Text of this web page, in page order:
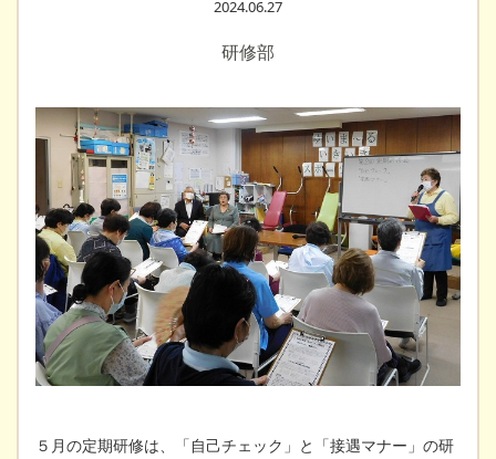
2024.06.27
研修部
５月の定期研修は、「自己チェック」と「接遇マナー」の研